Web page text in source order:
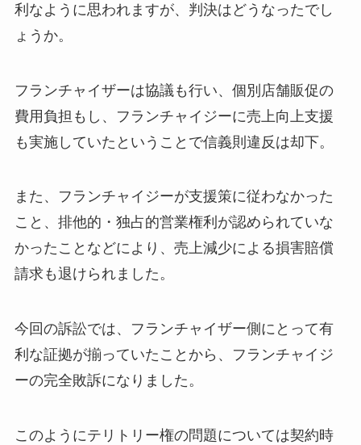
利なように思われますが、判決はどうなったでし
ょうか。
フランチャイザーは協議も行い、個別店舗販促の
費用負担もし、フランチャイジーに売上向上支援
も実施していたということで信義則違反は却下。
また、フランチャイジーが支援策に従わなかった
こと、排他的・独占的営業権利が認められていな
かったことなどにより、売上減少による損害賠償
請求も退けられました。
今回の訴訟では、フランチャイザー側にとって有
利な証拠が揃っていたことから、フランチャイジ
ーの完全敗訴になりました。
このようにテリトリー権の問題については契約時